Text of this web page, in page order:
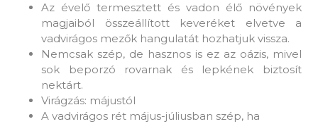
Az évelő termesztett és vadon élő növények
magjaiból összeállított keveréket elvetve a
vadvirágos mezők hangulatát hozhatjuk vissza.
Nemcsak szép, de hasznos is ez az oázis, mivel
sok beporzó rovarnak és lepkének biztosít
nektárt.
Virágzás: májustól
A vadvirágos rét május-júliusban szép, ha